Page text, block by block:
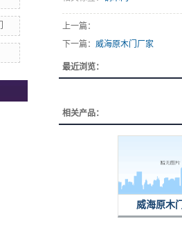
上一篇：
下一篇： 威海原木门厂家
最近浏览：
相关产品：
威海原木